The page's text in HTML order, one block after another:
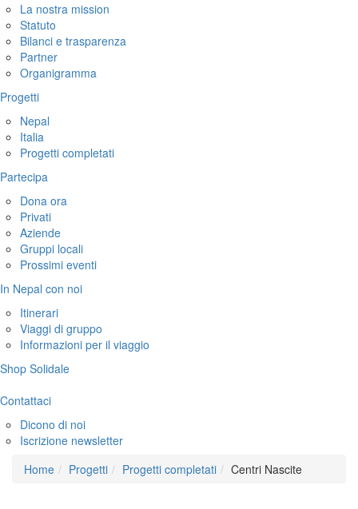
La nostra mission
Statuto
Bilanci e trasparenza
Partner
Organigramma
Progetti
Nepal
Italia
Progetti completati
Partecipa
Dona ora
Privati
Aziende
Gruppi locali
Prossimi eventi
In Nepal con noi
Itinerari
Viaggi di gruppo
Informazioni per il viaggio
Shop Solidale
Contattaci
Dicono di noi
Iscrizione newsletter
Home
Progetti Progetti completati Centri Nascite